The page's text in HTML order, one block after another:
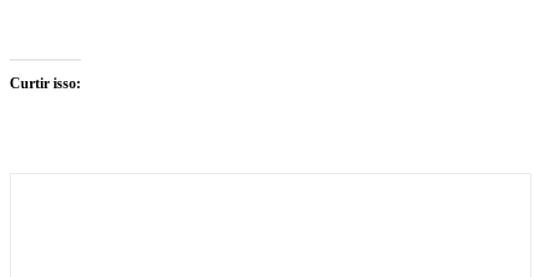
Curtir isso: